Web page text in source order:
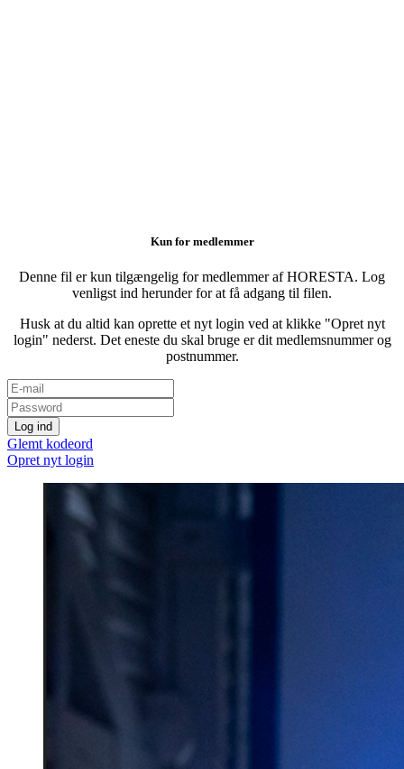
Kun for medlemmer
Denne fil er kun tilgængelig for medlemmer af HORESTA. Log
venligst ind herunder for at få adgang til filen.
Husk at du altid kan oprette et nyt login ved at klikke "Opret nyt
login" nederst. Det eneste du skal bruge er dit medlemsnummer og
postnummer.
Glemt kodeord
Opret nyt login